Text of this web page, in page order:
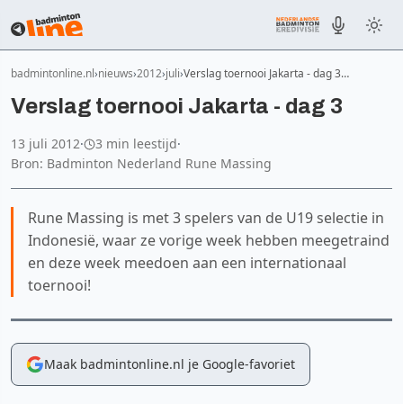
badmintonline.nl nieuws 2012 juli Verslag toernooi Jakarta - dag 3…
Verslag toernooi Jakarta - dag 3
13 juli 2012· 3 min leestijd·
Bron: Badminton Nederland Rune Massing
Rune Massing is met 3 spelers van de U19 selectie in
Indonesië, waar ze vorige week hebben meegetraind
en deze week meedoen aan een internationaal
toernooi!
Maak badmintonline.nl je Google-favoriet